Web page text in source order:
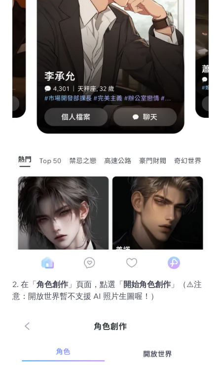
2. 在「角色創作」頁面，點選「開始角色創作」（⚠️注
意：開放世界暫不支援 AI 照片生圖喔！）